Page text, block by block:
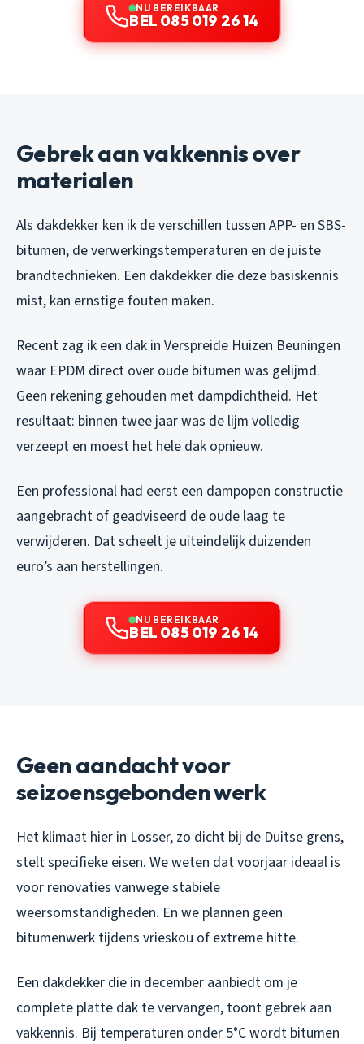
NU BEREIKBAAR
BEL 085 019 26 14
Gebrek aan vakkennis over
materialen
Als dakdekker ken ik de verschillen tussen APP- en SBS-
bitumen, de verwerkingstemperaturen en de juiste
brandtechnieken. Een dakdekker die deze basiskennis
mist, kan ernstige fouten maken.
Recent zag ik een dak in Verspreide Huizen Beuningen
waar EPDM direct over oude bitumen was gelijmd.
Geen rekening gehouden met dampdichtheid. Het
resultaat: binnen twee jaar was de lijm volledig
verzeept en moest het hele dak opnieuw.
Een professional had eerst een dampopen constructie
aangebracht of geadviseerd de oude laag te
verwijderen. Dat scheelt je uiteindelijk duizenden
euro’s aan herstellingen.
NU BEREIKBAAR
BEL 085 019 26 14
Geen aandacht voor
seizoensgebonden werk
Het klimaat hier in Losser, zo dicht bij de Duitse grens,
stelt specifieke eisen. We weten dat voorjaar ideaal is
voor renovaties vanwege stabiele
weersomstandigheden. En we plannen geen
bitumenwerk tijdens vrieskou of extreme hitte.
Een dakdekker die in december aanbiedt om je
complete platte dak te vervangen, toont gebrek aan
vakkennis. Bij temperaturen onder 5°C wordt bitumen